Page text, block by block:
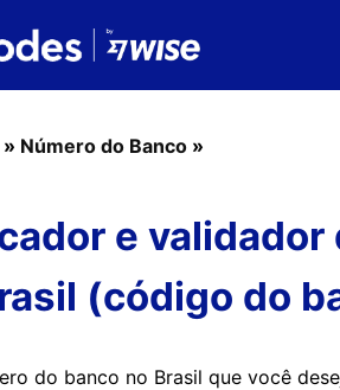
» Número do Banco »
e validador
(código do
do banco no Brasil que você